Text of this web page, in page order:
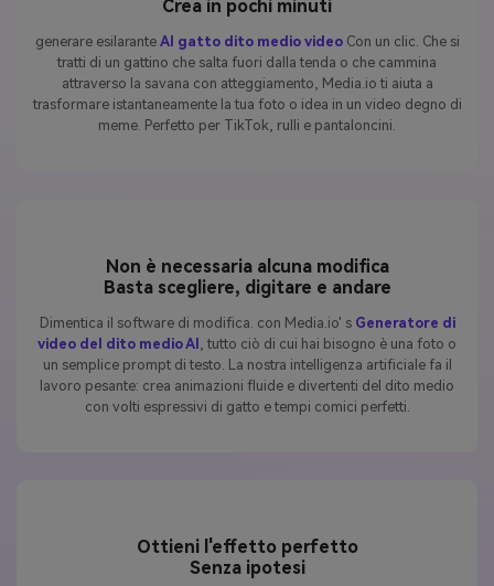
Crea in pochi minuti
generare esilarante AI gatto dito medio videoCon un clic. Che si
tratti di un gattino che salta fuori dalla tenda o che cammina
attraverso la savana con atteggiamento, Media.io ti aiuta a
trasformare istantaneamente la tua foto o idea in un video degno di
meme. Perfetto per TikTok, rulli e pantaloncini.
Non è necessaria alcuna modifica
Basta scegliere, digitare e andare
Dimentica il software di modifica. con Media.io' s Generatore di
video del dito medio AI , tutto ciò di cui hai bisogno è una foto o
un semplice prompt di testo. La nostra intelligenza artificiale fa il
lavoro pesante: crea animazioni fluide e divertenti del dito medio
con volti espressivi di gatto e tempi comici perfetti.
Ottieni l'effetto perfetto
Senza ipotesi